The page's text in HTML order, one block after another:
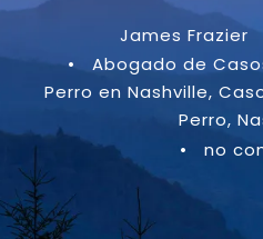
James Frazier
•
Abogado de
Perro en Nashville,
Perro,
•
no